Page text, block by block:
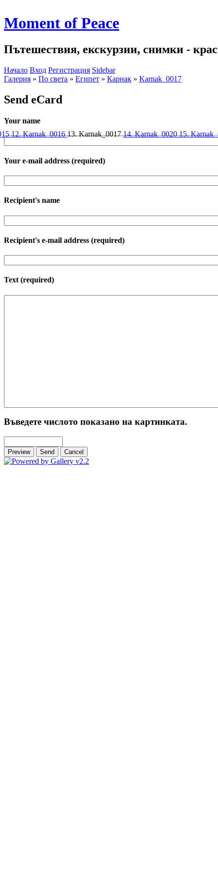
Moment of Peace
Пътешествия, екскурзии, снимки -
Начало Вход Регистрация Sidebar
Галерия » По света » Египет » Карнак » Karnak_0017
Send eCard
Your name
Your e-mail address (required)
Recipient's name
Recipient's e-mail address (required)
Text (required)
Въведете числото показано на картинката.
12. Karnak_001613. Karnak_001714. Karnak_002015.